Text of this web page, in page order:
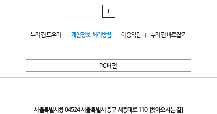
1
누리집 도우미 개인정보 처리방침 이용약관 누리집 바로잡기
PC버전
서울특별시청 04524 서울특별시 중구 세종대로 110 [찾아오시는 길]